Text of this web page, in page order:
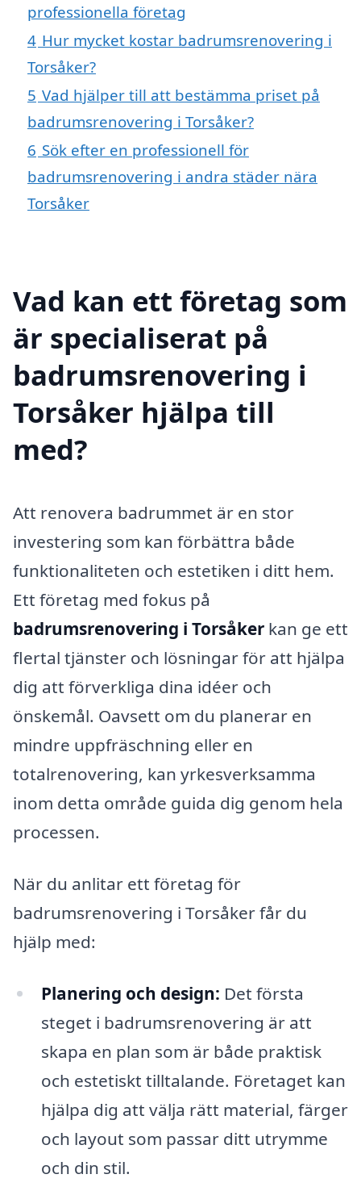
professionella företag
4 Hur mycket kostar badrumsrenovering i
Torsåker?
5 Vad hjälper till att bestämma priset på
badrumsrenovering i Torsåker?
6 Sök efter en professionell för
badrumsrenovering i andra städer nära
Torsåker
Vad kan ett företag som
är specialiserat på
badrumsrenovering i
Torsåker hjälpa till
med?
Att renovera badrummet är en stor
investering som kan förbättra både
funktionaliteten och estetiken i ditt hem.
Ett företag med fokus på
badrumsrenovering i Torsåker kan ge ett
flertal tjänster och lösningar för att hjälpa
dig att förverkliga dina idéer och
önskemål. Oavsett om du planerar en
mindre uppfräschning eller en
totalrenovering, kan yrkesverksamma
inom detta område guida dig genom hela
processen.
När du anlitar ett företag för
badrumsrenovering i Torsåker får du
hjälp med:
Planering och design: Det första
steget i badrumsrenovering är att
skapa en plan som är både praktisk
och estetiskt tilltalande. Företaget kan
hjälpa dig att välja rätt material, färger
och layout som passar ditt utrymme
och din stil.